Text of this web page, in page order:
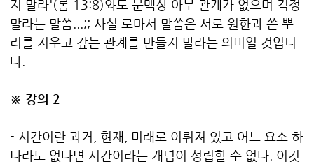
지 말라'(롬 13:8)와도 문맥상 아무 관계가 없으며 걱정
말라는 말씀...;; 사실 로마서 말씀은 서로 원한과 쓴 뿌
리를 지우고 갚는 관계를 만들지 말라는 의미일 것입니
다.
※ 강의 2
- 시간이란 과거, 현재, 미래로 이뤄져 있고 어느 요소 하
나라도 없다면 시간이라는 개념이 성립할 수 없다. 이것